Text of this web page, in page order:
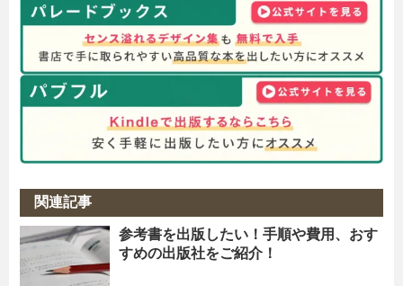
関連記事
参考書を出版したい！手順や費用、おす
すめの出版社をご紹介！